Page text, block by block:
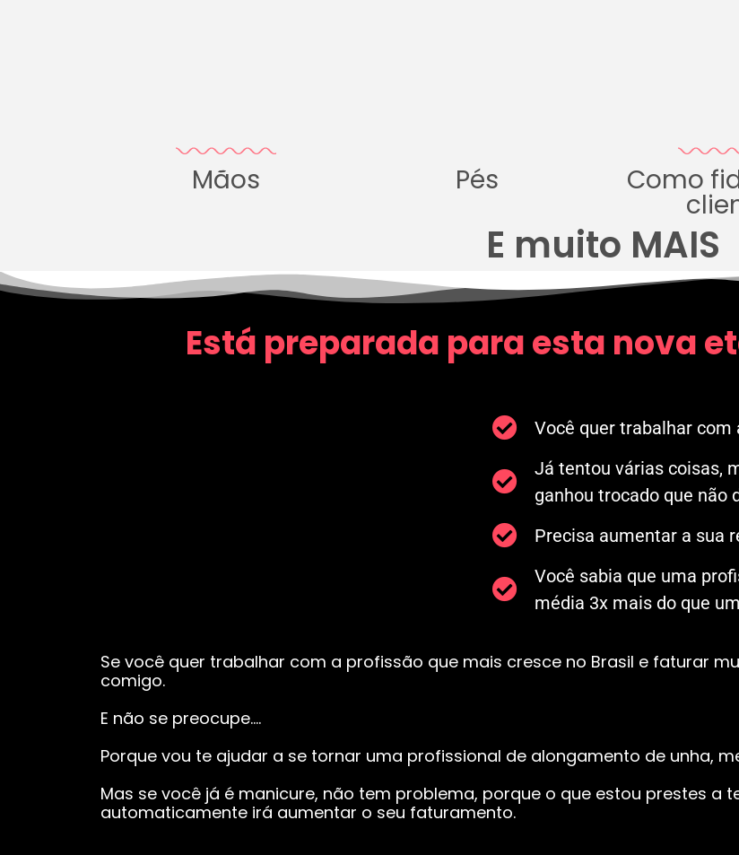
Mãos Pés Como
E muito MAIS
Está preparada para esta nova
Você quer trabalhar com
Já tentou várias coisas,
ganhou trocado que não
Precisa aumentar a sua
Você sabia que uma
média 3x mais do que
Se você quer trabalhar com a profissão que mais cresce no Brasil e faturar
comigo.
E não se preocupe….
Porque vou te ajudar a se tornar uma profissional de alongamento de unha,
Mas se você já é manicure, não tem problema, porque o que estou prestes a
automaticamente irá aumentar o seu faturamento.